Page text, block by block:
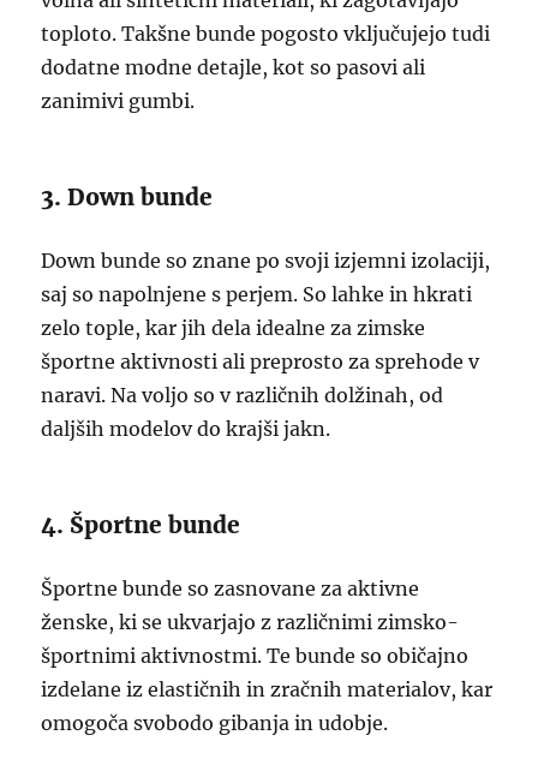
toploto. Takšne bunde pogosto vključujejo tudi
dodatne modne detajle, kot so pasovi ali
zanimivi gumbi.
3. Down bunde
Down bunde so znane po svoji izjemni izolaciji,
saj so napolnjene s perjem. So lahke in hkrati
zelo tople, kar jih dela idealne za zimske
športne aktivnosti ali preprosto za sprehode v
naravi. Na voljo so v različnih dolžinah, od
daljših modelov do krajši jakn.
4. Športne bunde
Športne bunde so zasnovane za aktivne
ženske, ki se ukvarjajo z različnimi zimsko-
športnimi aktivnostmi. Te bunde so običajno
izdelane iz elastičnih in zračnih materialov, kar
omogoča svobodo gibanja in udobje.